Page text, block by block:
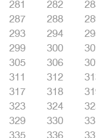
281
282
287
288
293
294
299
300
305
306
311
312
317
318
323
324
329
330